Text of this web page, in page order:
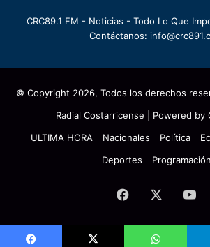
CRC89.1 FM - Noticias - Todo Lo Que
Contáctanos:
© Copyright 2026, Todos los derechos
Radial Costarricense | Powered by
ULTIMA HORA
Nacionales Política
Deportes
Programación
Facebook